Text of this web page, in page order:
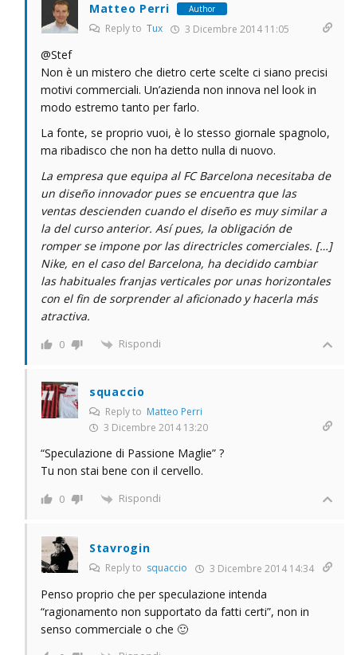
Matteo Perri Author
Reply to Tux 3 Dicembre 2014 11:05
@Stef
Non è un mistero che dietro certe scelte ci siano precisi
motivi commerciali. Un’azienda non innova nel look in
modo estremo tanto per farlo.
La fonte, se proprio vuoi, è lo stesso giornale spagnolo,
ma ribadisco che non ha detto nulla di nuovo.
La empresa que equipa al FC Barcelona necesitaba de
un diseño innovador pues se encuentra que las
ventas descienden cuando el diseño es muy similar a
la del curso anterior. Así pues, la obligación de
romper se impone por las directricles comerciales. […]
Nike, en el caso del Barcelona, ha decidido cambiar
las habituales franjas verticales por unas horizontales
con el fin de sorprender al aficionado y hacerla más
atractiva.
0 Rispondi
squaccio
Reply to Matteo Perri
3 Dicembre 2014 13:20
“Speculazione di Passione Maglie” ?
Tu non stai bene con il cervello.
0 Rispondi
Stavrogin
Reply to squaccio 3 Dicembre 2014 14:34
Penso proprio che per speculazione intenda
“ragionamento non supportato da fatti certi”, non in
senso commerciale o che 🙂